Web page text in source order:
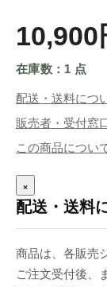
10,900
在庫数：1 点
配送・送料につ
販売者・受付窓
この商品につい
×
配送・送料
商品は、各販売
ご注文受付後、